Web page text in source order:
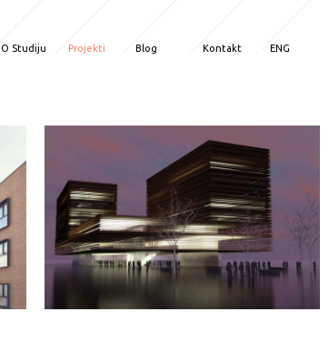
O Studiju Projekti Blog Kontakt ENG